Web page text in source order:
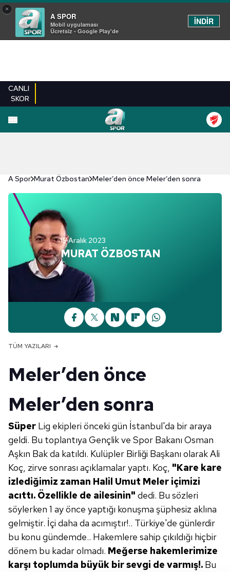
×
A SPOR
Mobil uygulaması
Ücretsiz - Google Play'de
İNDİR
CANLI
SKOR
A Spor Murat Özbostan Meler’den önce Meler’den sonra
15 Aralık 2023
MURAT ÖZBOSTAN
TÜM YAZILARI
Meler’den önce
Meler’den sonra
Süper Lig ekipleri önceki gün İstanbul'da bir araya
geldi. Bu toplantıya Gençlik ve Spor Bakanı Osman
Aşkın Bak da katıldı. Kulüpler Birliği Başkanı olarak Ali
Koç, zirve sonrası açıklamalar yaptı. Koç, "Kare kare
izlediğimiz zaman Halil Umut Meler içimizi
acıttı. Özellikle de ailesinin" dedi. Bu sözleri
söylerken 1 ay önce yaptığı konuşma şüphesiz aklına
gelmiştir. İçi daha da acımıştır!.. Türkiye'de günlerdir
bu konu gündemde.. Hakemlere sahip çıkıldığı hiçbir
dönem bu kadar olmadı. Meğerse hakemlerimize
karşı toplumda büyük bir sevgi de varmış!. Bu